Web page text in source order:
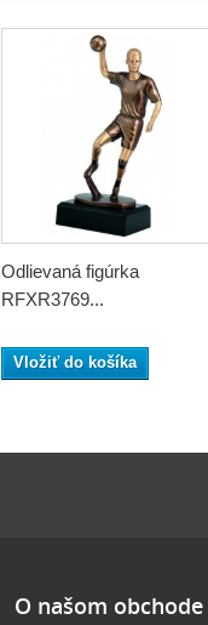
Odlievaná figúrka
RFXR3769...
Vložiť do košíka
O našom obchode